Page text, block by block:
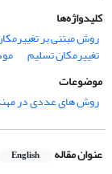
کلیدواژه‌ها
روش مبتنی بر
تغییرمکان تسلیم
موضوعات
روش های عددی در
عنوان مقاله English